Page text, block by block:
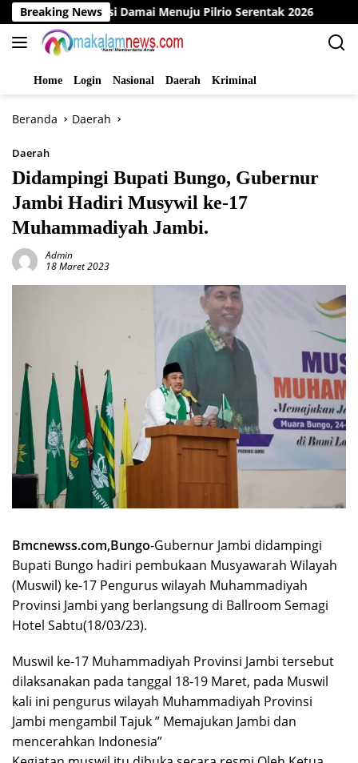
Langsung
ke
konten
Breaking News
Damai Menuju Pilrio Serentak 2026 Dinas
Home Login Nasional Daerah Kriminal
Beranda Daerah
Daerah
Didampingi Bupati Bungo, Gubernur
Jambi Hadiri Musywil ke-17
Muhammadiyah Jambi.
Admin
18 Maret 2023
Bmcnewss.com,Bungo-Gubernur Jambi didampingi
Bupati Bungo hadiri pembukaan Musyawarah Wilayah
(Muswil) ke-17 Pengurus wilayah Muhammadiyah
Provinsi Jambi yang berlangsung di Ballroom Semagi
Hotel Sabtu(18/03/23).
Muswil ke-17 Muhammadiyah Provinsi Jambi tersebut
dilaksanakan pada tanggal 18-19 Maret, pada Muswil
kali ini pengurus wilayah Muhammadiyah Provinsi
Jambi mengambil Tajuk ” Memajukan Jambi dan
mencerahkan Indonesia”